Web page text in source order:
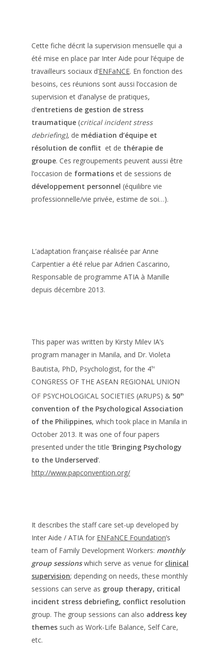
Cette fiche décrit la supervision mensuelle qui a
été mise en place par Inter Aide pour l’équipe de
travailleurs sociaux d’ENFaNCE. En fonction des
besoins, ces réunions sont aussi l’occasion de
supervision et d’analyse de pratiques,
d’entretiens de gestion de stress
traumatique (critical incident stress
debriefing), de médiation d’équipe et
résolution de conflit et de thérapie de
groupe. Ces regroupements peuvent aussi être
l’occasion de formations et de sessions de
développement personnel (équilibre vie
professionnelle/vie privée, estime de soi…).
L’adaptation française réalisée par Anne
Carpentier a été relue par Adrien Cascarino,
Responsable de programme ATIA à Manille
depuis décembre 2013.
This paper was written by Kirsty Milev IA’s
program manager in Manila, and Dr. Violeta
Bautista, PhD, Psychologist, for the 4TH
CONGRESS OF THE ASEAN REGIONAL UNION
OF PSYCHOLOGICAL SOCIETIES (ARUPS) & 50th
convention of the Psychological Association
of the Philippines, which took place in Manila in
October 2013. It was one of four papers
presented under the title ‘Bringing Psychology
to the Underserved‘.
http://www.papconvention.org/
It describes the staff care set-up developed by
Inter Aide / ATIA for ENFaNCE Foundation’s
team of Family Development Workers: monthly
group sessionswhich serve as venue for clinical
supervision; depending on needs, these monthly
sessions can serve as group therapy, critical
incident stress debriefing, conflict resolution
group. The group sessions can also address key
themes such as Work-Life Balance, Self Care,
etc.